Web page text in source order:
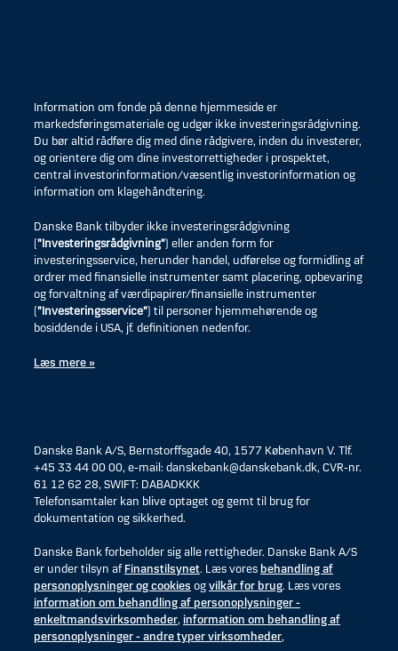
Information om fonde på denne hjemmeside er
markedsføringsmateriale og udgør ikke investeringsrådgivning.
Du bør altid rådføre dig med dine rådgivere, inden du investerer,
og orientere dig om dine investorrettigheder i prospektet,
central investorinformation/væsentlig investorinformation og
information om klagehåndtering.
Danske Bank tilbyder ikke investeringsrådgivning
(”Investeringsrådgivning”) eller anden form for
investeringsservice, herunder handel, udførelse og formidling af
ordrer med finansielle instrumenter samt placering, opbevaring
og forvaltning af værdipapirer/finansielle instrumenter
(”Investeringsservice”) til personer hjemmehørende og
bosiddende i USA, jf. definitionen nedenfor.
Læs mere »
Danske Bank A/S, Bernstorffsgade 40, 1577 København V. Tlf.
+45 33 44 00 00, e-mail: danskebank@danskebank.dk, CVR-nr.
61 12 62 28, SWIFT: DABADKKK
Telefonsamtaler kan blive optaget og gemt til brug for
dokumentation og sikkerhed.
Danske Bank forbeholder sig alle rettigheder. Danske Bank A/S
er under tilsyn afFinanstilsynet. Læs vores behandling af
personoplysninger og cookies ogvilkår for brug. Læs vores
information om behandling af personoplysninger -
enkeltmandsvirksomheder, information om behandling af
personoplysninger - andre typer virksomheder,